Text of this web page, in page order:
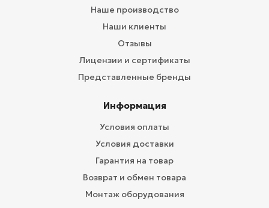
Наше производство
Наши клиенты
Отзывы
Лицензии и сертификаты
Представленные бренды
Информация
Условия оплаты
Условия доставки
Гарантия на товар
Возврат и обмен товара
Монтаж оборудования